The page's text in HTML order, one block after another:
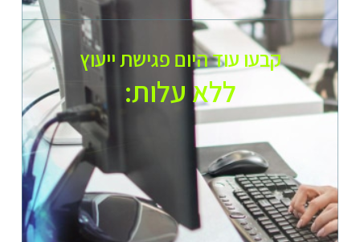
קבעו עוד היום פגישת ייעוץ
ללא עלות:​